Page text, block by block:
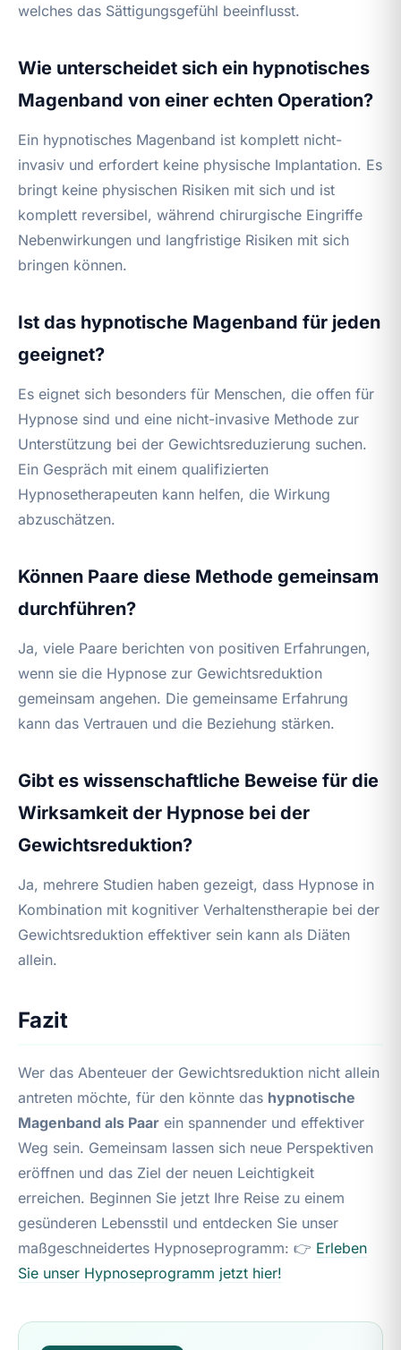
welches das Sättigungsgefühl beeinflusst.
Wie unterscheidet sich ein hypnotisches
Magenband von einer echten Operation?
Ein hypnotisches Magenband ist komplett nicht-
invasiv und erfordert keine physische Implantation. Es
bringt keine physischen Risiken mit sich und ist
komplett reversibel, während chirurgische Eingriffe
Nebenwirkungen und langfristige Risiken mit sich
bringen können.
Ist das hypnotische Magenband für jeden
geeignet?
Es eignet sich besonders für Menschen, die offen für
Hypnose sind und eine nicht-invasive Methode zur
Unterstützung bei der Gewichtsreduzierung suchen.
Ein Gespräch mit einem qualifizierten
Hypnosetherapeuten kann helfen, die Wirkung
abzuschätzen.
Können Paare diese Methode gemeinsam
durchführen?
Ja, viele Paare berichten von positiven Erfahrungen,
wenn sie die Hypnose zur Gewichtsreduktion
gemeinsam angehen. Die gemeinsame Erfahrung
kann das Vertrauen und die Beziehung stärken.
Gibt es wissenschaftliche Beweise für die
Wirksamkeit der Hypnose bei der
Gewichtsreduktion?
Ja, mehrere Studien haben gezeigt, dass Hypnose in
Kombination mit kognitiver Verhaltenstherapie bei der
Gewichtsreduktion effektiver sein kann als Diäten
allein.
Fazit
Wer das Abenteuer der Gewichtsreduktion nicht allein
antreten möchte, für den könnte das hypnotische
Magenband als Paar ein spannender und effektiver
Weg sein. Gemeinsam lassen sich neue Perspektiven
eröffnen und das Ziel der neuen Leichtigkeit
erreichen. Beginnen Sie jetzt Ihre Reise zu einem
gesünderen Lebensstil und entdecken Sie unser
maßgeschneidertes Hypnoseprogramm: 👉 Erleben
Sie unser Hypnoseprogramm jetzt hier!